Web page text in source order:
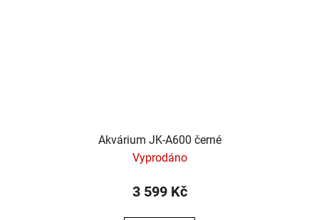
Akvárium JK-A600 černé
Vyprodáno
3 599 Kč